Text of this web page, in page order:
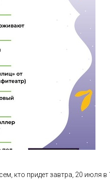
кто придет завтра, 20 июля в